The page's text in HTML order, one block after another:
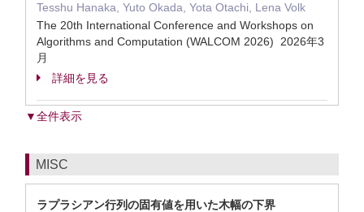
Tesshu Hanaka, Yuto Okada, Yota Otachi, Lena Volk
The 20th International Conference and Workshops on
Algorithms and Computation (WALCOM 2026) 2026年3
月
詳細を見る
▼全件表示
MISC
ラプラシアン行列の固有値を用いた木幅の下界